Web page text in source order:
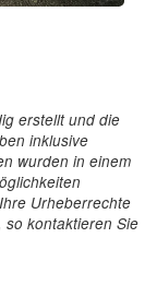
erstellt und die
inklusive
wurden in einem
Urheberrechte
kontaktieren Sie